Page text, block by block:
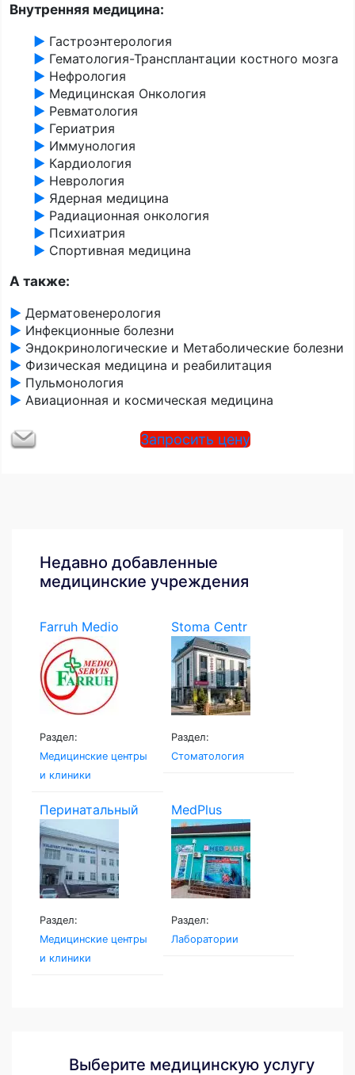
Внутренняя медицина:
► Гастроэнтерология
► Гематология-Трансплантации костного мозга
► Нефрология
► Медицинская Онкология
► Ревматология
► Гериатрия
► Иммунология
► Кардиология
► Неврология
► Ядерная медицина
► Радиационная онкология
► Психиатрия
► Спортивная медицина
А также:
► Дерматовенерология
► Инфекционные болезни
► Эндокринологические и Метаболические болезни
► Физическая медицина и реабилитация
► Пульмонология
► Авиационная и космическая медицина
Запросить цену
Недавно добавленные
медицинские учреждения
Farruh Medio
Servis
Раздел:
Медицинские центры
и клиники
Stoma Centr
Раздел:
Стоматология
Перинатальный
центр...
Раздел:
Медицинские центры
и клиники
MedPlus
Раздел:
Лаборатории
Выберите медицинскую услугу